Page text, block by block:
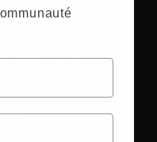
produits, de nos